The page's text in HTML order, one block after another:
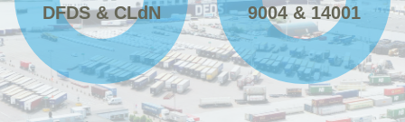
DFDS & CLdN
9004 & 14001